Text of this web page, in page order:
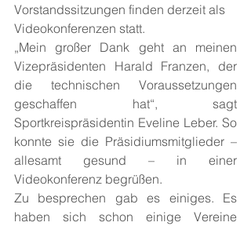
Vorstandssitzungen finden derzeit als
Videokonferenzen statt.
„Mein großer Dank geht an meinen
Vizepräsidenten Harald Franzen, der
die technischen Voraussetzungen
geschaffen hat“, sagt
Sportkreispräsidentin Eveline Leber. So
konnte sie die Präsidiumsmitglieder –
allesamt gesund – in einer
Videokonferenz begrüßen.
Zu besprechen gab es einiges. Es
haben sich schon einige Vereine